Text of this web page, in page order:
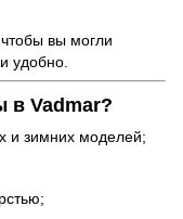
вы могли
удобно.
в Vadmar?
и зимних моделей;